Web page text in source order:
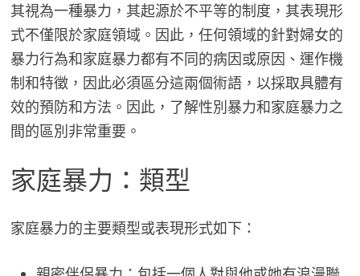
其視為一種暴力，其起源於不平等的制度，其表現形
式不僅限於家庭領域。因此，任何領域的針對婦女的
暴力行為和家庭暴力都有不同的病因或原因、運作機
制和特徵，因此必須區分這兩個術語，以採取具體有
效的預防和方法。因此，了解性別暴力和家庭暴力之
間的區別非常重要。
家庭暴力：類型
家庭暴力的主要類型或表現形式如下：